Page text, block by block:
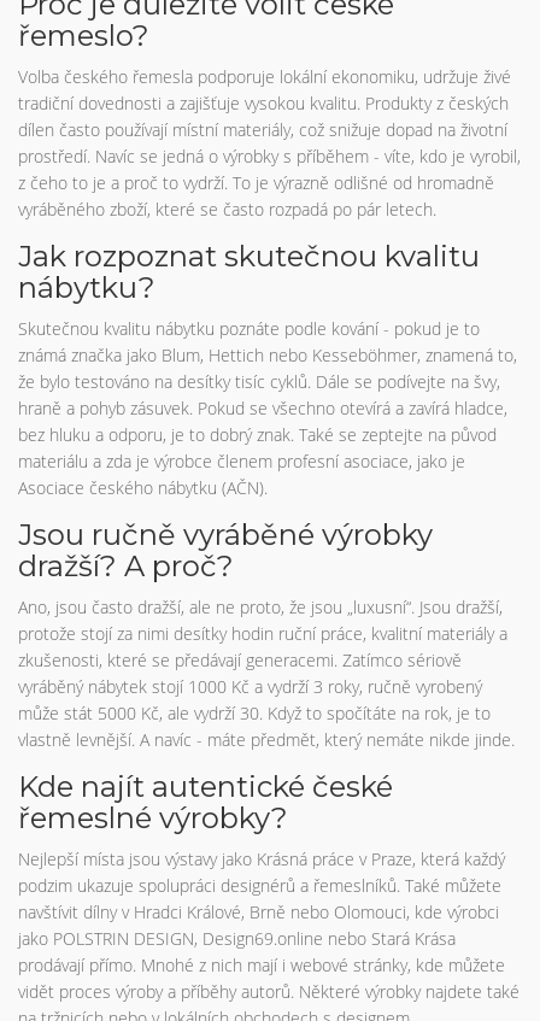
řemeslo?
Volba českého řemesla podporuje lokální ekonomiku, udržuje živé
tradiční dovednosti a zajišťuje vysokou kvalitu. Produkty z českých
dílen často používají místní materiály, což snižuje dopad na životní
prostředí. Navíc se jedná o výrobky s příběhem - víte, kdo je vyrobil,
z čeho to je a proč to vydrží. To je výrazně odlišné od hromadně
vyráběného zboží, které se často rozpadá po pár letech.
Jak rozpoznat skutečnou kvalitu
nábytku?
Skutečnou kvalitu nábytku poznáte podle kování - pokud je to
známá značka jako Blum, Hettich nebo Kesseböhmer, znamená to,
že bylo testováno na desítky tisíc cyklů. Dále se podívejte na švy,
hraně a pohyb zásuvek. Pokud se všechno otevírá a zavírá hladce,
bez hluku a odporu, je to dobrý znak. Také se zeptejte na původ
materiálu a zda je výrobce členem profesní asociace, jako je
Asociace českého nábytku (AČN).
Jsou ručně vyráběné výrobky
dražší? A proč?
Ano, jsou často dražší, ale ne proto, že jsou „luxusní“. Jsou dražší,
protože stojí za nimi desítky hodin ruční práce, kvalitní materiály a
zkušenosti, které se předávají generacemi. Zatímco sériově
vyráběný nábytek stojí 1000 Kč a vydrží 3 roky, ručně vyrobený
může stát 5000 Kč, ale vydrží 30. Když to spočítáte na rok, je to
vlastně levnější. A navíc - máte předmět, který nemáte nikde jinde.
Kde najít autentické české
řemeslné výrobky?
Nejlepší místa jsou výstavy jako Krásná práce v Praze, která každý
podzim ukazuje spolupráci designérů a řemeslníků. Také můžete
navštívit dílny v Hradci Králové, Brně nebo Olomouci, kde výrobci
jako POLSTRIN DESIGN, Design69.online nebo Stará Krása
prodávají přímo. Mnohé z nich mají i webové stránky, kde můžete
vidět proces výroby a příběhy autorů. Některé výrobky najdete také